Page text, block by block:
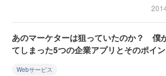
あのマーケターは狙っていたのか？ 僕
てしまった5つの企業アプリとそのポイ
Webサービス